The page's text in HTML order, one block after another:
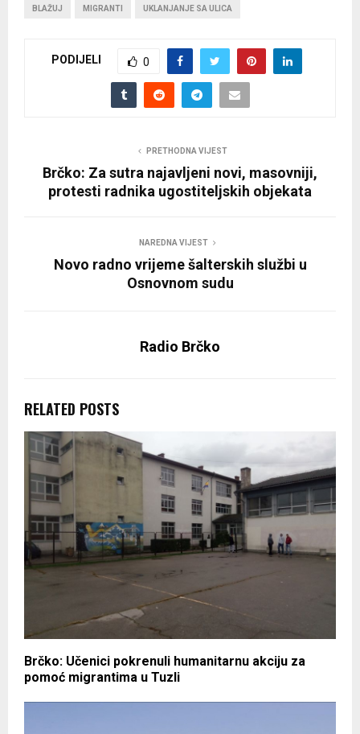
BLAŽUJ MIGRANTI UKLANJANJE SA ULICA
PODIJELI 0
PRETHODNA VIJEST
Brčko: Za sutra najavljeni novi, masovniji,
protesti radnika ugostiteljskih objekata
NAREDNA VIJEST
Novo radno vrijeme šalterskih službi u
Osnovnom sudu
Radio Brčko
RELATED POSTS
Brčko: Učenici pokrenuli humanitarnu akciju za
pomoć migrantima u Tuzli